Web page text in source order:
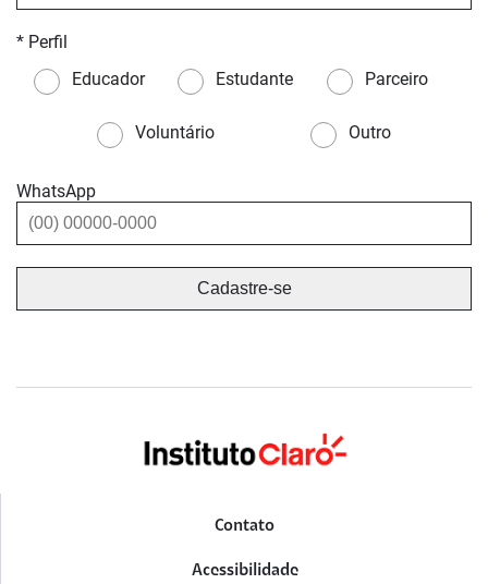
* Perfil
Educador
Estudante Parceiro
Voluntário Outro
WhatsApp
Contato
Acessibilidade